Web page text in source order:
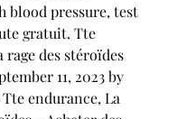
blood pressure, test
gratuit. Tte
rage des stéroïdes
11, 2023 by
endurance, La